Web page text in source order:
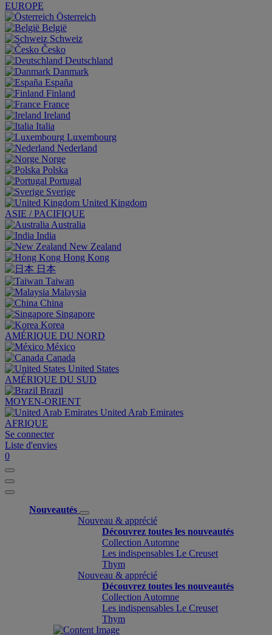
EUROPE
Österreich
België
Schweiz
Česko
Deutschland
Danmark
España
Finland
France
Ireland
Italia
Luxembourg
Nederland
Norge
Polska
Portugal
Sverige
United Kingdom
ASIE / PACIFIQUE
Australia
India
New Zealand
Hong Kong
日本
Taiwan
Malaysia
China
Singapore
Korea
AMÉRIQUE DU NORD
México
Canada
United States
AMÉRIQUE DU SUD
Brazil
MOYEN-ORIENT
United Arab Emirates
AFRIQUE
Se connecter
Liste d'envies
0
Nouveautés
Nouveau & apprécié
Découvrez toutes les nouveautés
Collection Automne
Les indispensables Le Creuset
Thym
Nouveau & apprécié
Découvrez toutes les nouveautés
Collection Automne
Les indispensables Le Creuset
Thym